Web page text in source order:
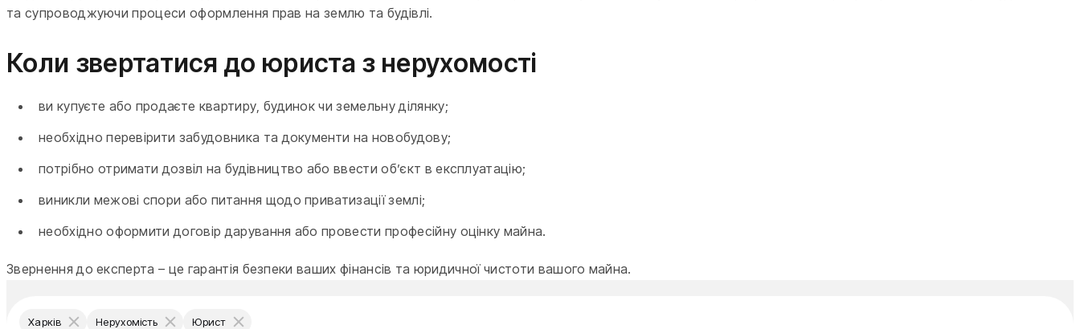
та супроводжуючи процеси оформлення прав на землю та будівлі.
Коли звертатися до юриста з нерухомості
ви купуєте або продаєте квартиру, будинок чи земельну ділянку;
необхідно перевірити забудовника та документи на новобудову;
потрібно отримати дозвіл на будівництво або ввести об’єкт в експлуатацію;
виникли межові спори або питання щодо приватизації землі;
необхідно оформити договір дарування або провести професійну оцінку майна.
Звернення до експерта – це гарантія безпеки ваших фінансів та юридичної чистоти вашого майна.
Харків Нерухомість Юрист